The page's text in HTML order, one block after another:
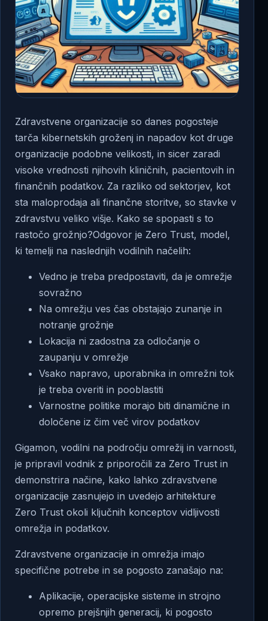
Zdravstvene organizacije so danes pogosteje
tarča kibernetskih groženj in napadov kot druge
organizacije podobne velikosti, in sicer zaradi
visoke vrednosti njihovih kliničnih, pacientovih in
finančnih podatkov. Za razliko od sektorjev, kot
sta maloprodaja ali finančne storitve, so stavke v
zdravstvu veliko višje. Kako se spopasti s to
rastočo grožnjo?Odgovor je Zero Trust, model,
ki temelji na naslednjih vodilnih načelih:
Vedno je treba predpostaviti, da je omrežje
sovražno
Na omrežju ves čas obstajajo zunanje in
notranje grožnje
Lokacija ni zadostna za odločanje o
zaupanju v omrežje
Vsako napravo, uporabnika in omrežni tok
je treba overiti in pooblastiti
Varnostne politike morajo biti dinamične in
določene iz čim več virov podatkov
Gigamon, vodilni na področju omrežij in varnosti,
je pripravil vodnik z priporočili za Zero Trust in
demonstrira načine, kako lahko zdravstvene
organizacije zasnujejo in uvedejo arhitekture
Zero Trust okoli ključnih konceptov vidljivosti
omrežja in podatkov.
Zdravstvene organizacije in omrežja imajo
specifične potrebe in se pogosto zanašajo na:
Aplikacije, operacijske sisteme in strojno
opremo prejšnjih generacij, ki pogosto